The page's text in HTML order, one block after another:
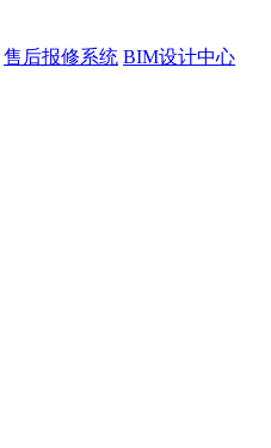
售后报修系统 BIM设计中心